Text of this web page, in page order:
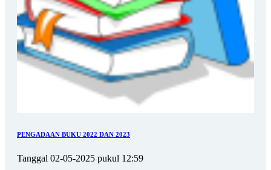
PENGADAAN BUKU 2022 DAN 2023
Tanggal 02-05-2025 pukul 12:59